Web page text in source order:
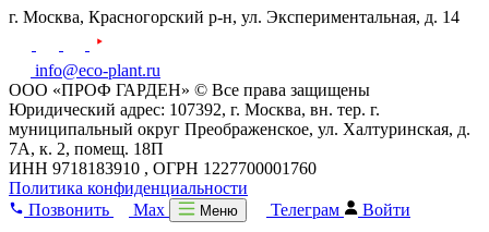
г. Москва, Красногорский р-н, ул. Экспериментальная, д. 14
info@eco-plant.ru
ООО «ПРОФ ГАРДЕН» © Все права защищены
Юридический адрес: 107392, г. Москва, вн. тер. г.
муниципальный округ Преображенское, ул. Халтуринская, д.
7А, к. 2, помещ. 18П
ИНН 9718183910 , ОГРН 1227700001760
Политика конфиденциальности
Позвонить
Max Меню Телеграм Войти